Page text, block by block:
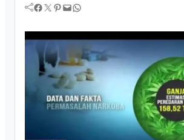
Facebook Twitter Pinterest Mail WhatsApp